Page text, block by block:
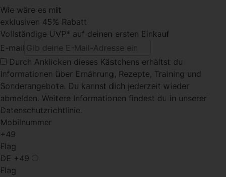
Wie wäre es mit
exklusiven 45% Rabatt
Vollständige UVP* auf deinen ersten Einkauf
E-mail
Durch Anklicken dieses Kästchens erhältst du
Informationen über Ernährung, Rezepte, Training und
Sonderangebote. Du kannst dich jederzeit wieder
abmelden. Weitere Informationen findest du in unserer
Datenschutzrichtlinie.
Mobilnummer
+49
Flag
DE +49
Flag